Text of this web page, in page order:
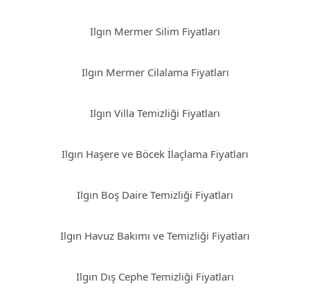
Ilgın Mermer Silim Fiyatları
Ilgın Mermer Cilalama Fiyatları
Ilgın Villa Temizliği Fiyatları
Ilgın Haşere ve Böcek İlaçlama Fiyatları
Ilgın Boş Daire Temizliği Fiyatları
Ilgın Havuz Bakımı ve Temizliği Fiyatları
Ilgın Dış Cephe Temizliği Fiyatları